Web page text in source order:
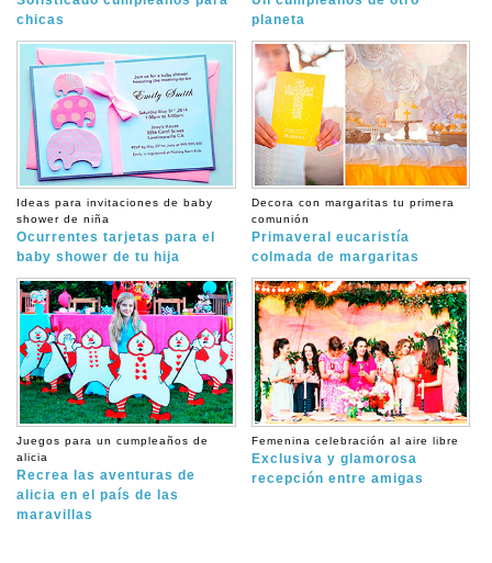
chicas
planeta
Ideas para invitaciones de baby
shower de niña
Ocurrentes tarjetas para el
baby shower de tu hija
Decora con margaritas tu primera
comunión
Primaveral eucaristía
colmada de margaritas
Juegos para un cumpleaños de
alicia
Recrea las aventuras de
alicia en el país de las
maravillas
Femenina celebración al aire libre
Exclusiva y glamorosa
recepción entre amigas